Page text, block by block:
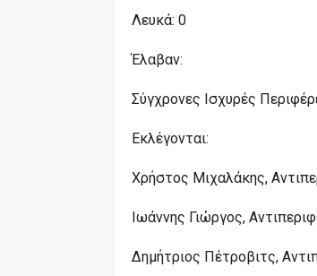
Λευκά: 0
Έλαβαν:
Σύγχρονες Ισχυρές
Εκλέγονται:
Χρήστος Μιχαλάκης,
Ιωάννης Γιώργος,
Δημήτριος Πέτροβιτς,